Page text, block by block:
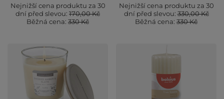
Nejnižší cena produktu za 30
dní před slevou: 170,00 Kč
Běžná cena: 330 Kč
Nejnižší cena produktu za 30
dní před slevou:330,00 Kč
Běžná cena: 330 Kč